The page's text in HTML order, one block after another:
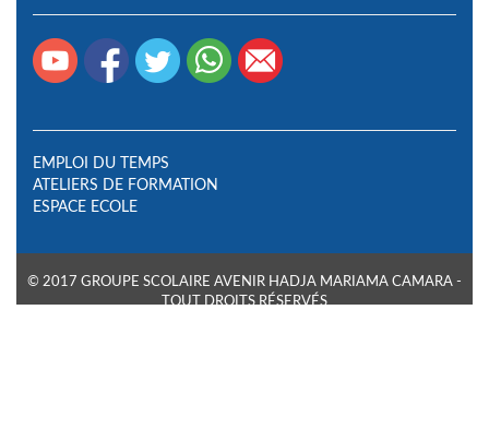
EMPLOI DU TEMPS
ATELIERS DE FORMATION
ESPACE ECOLE
© 2017 GROUPE SCOLAIRE AVENIR HADJA MARIAMA CAMARA -
TOUT DROITS RÉSERVÉS